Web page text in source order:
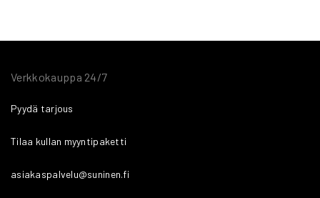
Verkkokauppa 24/7
Pyydä tarjous
Tilaa kullan myyntipaketti
asiakaspalvelu@suninen.fi